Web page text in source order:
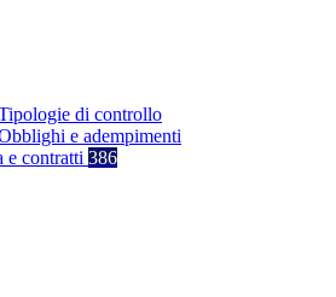
di controllo
e adempimenti
e contratti 386